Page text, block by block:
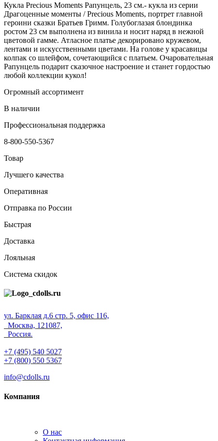
Кукла Precious Moments Рапунцель, 23 см.- кукла из серии
Драгоценные моменты / Precious Moments , портрет главной
героини сказки Братьев Гримм. Голубоглазая блондинка
ростом 23 см выполнена из винила и носит наряд в нежной
цветовой гамме. Атласное платье декорировано кружевом,
лентами и искусственными цветами. На голове у красавицы
колпак со шлейфом, сочетающийся с платьем. Очаровательная
Рапунцель подарит сказочное настроение и станет гордостью
любой коллекции кукол!
Огромный ассортимент
В наличии
Профессиональная поддержка
8-800-550-5367
Товар
Лучшего качества
Оперативная
Отправка по России
Быстрая
Доставка
Лояльная
Система скидок
ул. Барклая д.6 стр. 5, офис 116,
Москва, 121087,
Россия.
+7 (495) 540 5027
+7 (800) 550 5367
info@cdolls.ru
Компания
О нас